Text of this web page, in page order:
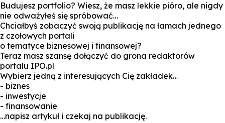
Budujesz portfolio? Wiesz, że masz lekkie pióro, ale nigdy
nie odważyłeś się spróbować…
Chciałbyś zobaczyć swoją publikację na łamach jednego
z czołowych portali
o tematyce biznesowej i finansowej?
Teraz masz szansę dołączyć do grona redaktorów
portalu IPO.pl
Wybierz jedną z interesujących Cię zakładek…
- biznes
- inwestycje
- finansowanie
…napisz artykuł i czekaj na publikację.